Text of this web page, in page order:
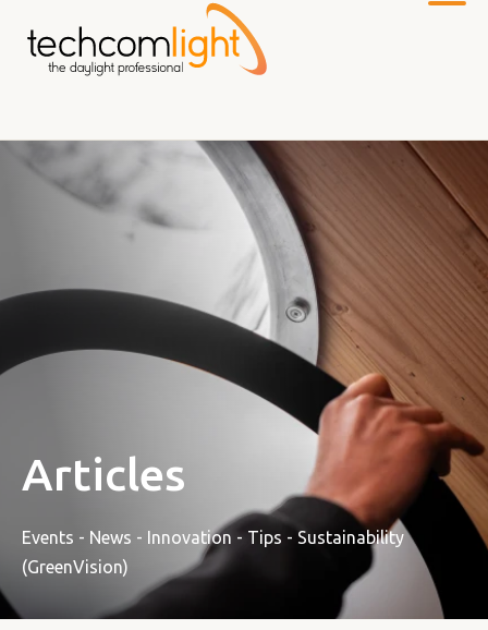
Zum
Hauptinhalt
Articles
Events - News - Innovation - Tips - Sustainability
(GreenVision)